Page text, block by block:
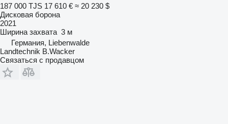
187 000 TJS 17 610 € ≈ 20 230 $
Дисковая борона
2021
Ширина захвата 3 м
Германия, Liebenwalde
Landtechnik B.Wacker
Связаться с продавцом